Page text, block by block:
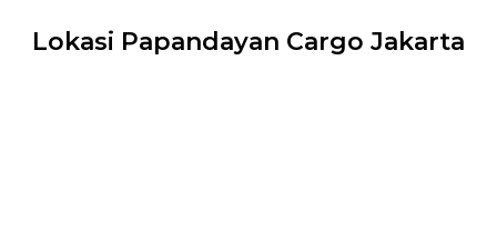
Lokasi Papandayan Cargo Jakarta